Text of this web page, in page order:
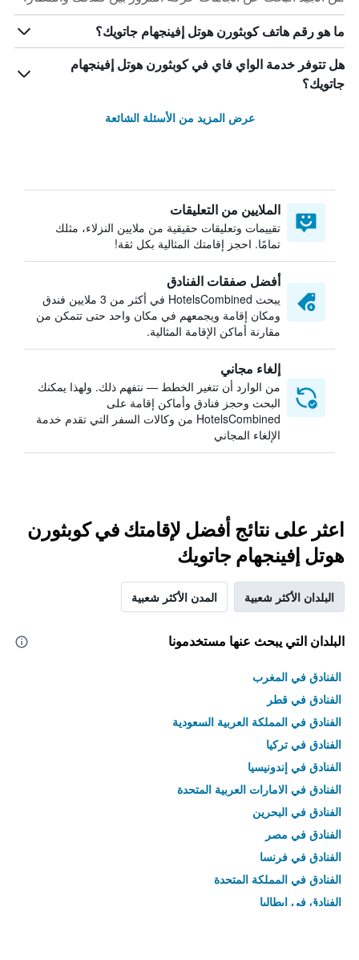
ما هو رقم هاتف كوبثورن هوتل إفينجهام جاتويك؟
هل تتوفر خدمة الواي فاي في كوبثورن هوتل إفينجهام
جاتويك؟
عرض المزيد من الأسئلة الشائعة
الملايين من التعليقات
تقييمات وتعليقات حقيقية من ملايين النزلاء، مثلك
تمامًا. احجز إقامتك المثالية بكل ثقة!
أفضل صفقات الفنادق
يبحث HotelsCombined في أكثر من 3 ملايين فندق
ومكان إقامة ويجمعهم في مكان واحد حتى تتمكن من
مقارنة أماكن الإقامة المثالية.
إلغاء مجاني
من الوارد أن تتغير الخطط — نتفهم ذلك. ولهذا يمكنك
البحث وحجز فنادق وأماكن إقامة على
HotelsCombined من وكالات السفر التي تقدم خدمة
الإلغاء المجاني
اعثر على نتائج أفضل لإقامتك في كوبثورن
هوتل إفينجهام جاتويك
البلدان الأكثر شعبية المدن الأكثر شعبية
البلدان التي يبحث عنها مستخدمونا
الفنادق في المغرب
الفنادق في قطر
الفنادق في المملكة العربية السعودية
الفنادق في تركيا
الفنادق في إندونيسيا
الفنادق في الامارات العربية المتحدة
الفنادق في البحرين
الفنادق في مصر
الفنادق في فرنسا
الفنادق في المملكة المتحدة
الفنادق في إيطاليا